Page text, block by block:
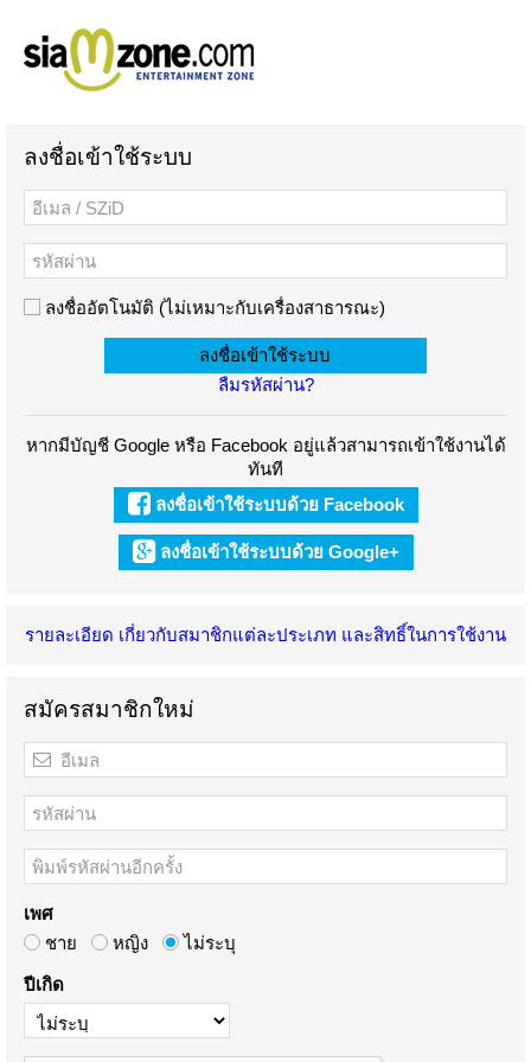
ลงชื่อเข้าใช้ระบบ
ลงชื่ออัตโนมัติ (ไม่เหมาะกับเครื่องสาธารณะ)
ลืมรหัสผ่าน?
หากมีบัญชี Google หรือ Facebook อยู่แล้วสามารถเข้าใช้งานได้
ทันที
ลงชื่อเข้าใช้ระบบด้วย Facebook
ลงชื่อเข้าใช้ระบบด้วย Google+
รายละเอียด เกี่ยวกับสมาชิกแต่ละประเภท และสิทธิ์ในการใช้งาน
สมัครสมาชิกใหม่
เพศ
ชาย
หญิง ไม่ระบุ
ปีเกิด